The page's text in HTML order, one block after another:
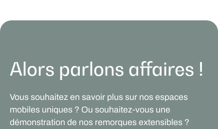
Alors parlons affaires !
Vous souhaitez en savoir plus sur nos espaces
mobiles uniques ? Ou souhaitez-vous une
démonstration de nos remorques extensibles ?